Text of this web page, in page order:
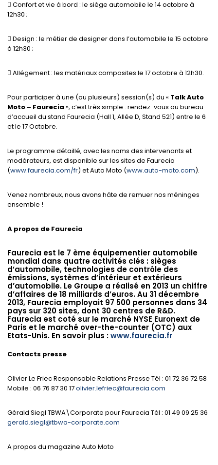
 Confort et vie à bord : le siège automobile le 14 octobre à
12h30 ;
 Design : le métier de designer dans l’automobile le 15 octobre
à 12h30 ;
 Allégement : les matériaux composites le 17 octobre à 12h30.
Pour participer à une (ou plusieurs) session(s) du « Talk Auto
Moto – Faurecia », c’est très simple : rendez-vous au bureau
d’accueil du stand Faurecia (Hall 1, Allée D, Stand 521) entre le 6
et le 17 Octobre.
Le programme détaillé, avec les noms des intervenants et
modérateurs, est disponible sur les sites de Faurecia
(www.faurecia.com/fr) et Auto Moto (www.auto-moto.com).
Venez nombreux, nous avons hâte de remuer nos méninges
ensemble !
A propos de Faurecia
Faurecia est le 7 ème équipementier automobile
mondial dans quatre activités clés : sièges
d’automobile, technologies de contrôle des
émissions, systèmes d’intérieur et extérieurs
d’automobile. Le Groupe a réalisé en 2013 un chiffre
d’affaires de 18 milliards d’euros. Au 31 décembre
2013, Faurecia employait 97 500 personnes dans 34
pays sur 320 sites, dont 30 centres de R&D.
Faurecia est coté sur le marché NYSE Euronext de
Paris et le marché over-the-counter (OTC) aux
Etats-Unis. En savoir plus :www.faurecia.fr
Contacts presse
Olivier Le Friec Responsable Relations Presse Tél : 01 72 36 72 58
Mobile : 06 76 87 30 17olivier.lefriec@faurecia.com
Gérald Siegl TBWA\Corporate pour Faurecia Tél : 01 49 09 25 36
gerald.siegl@tbwa-corporate.com
A propos du magazine Auto Moto